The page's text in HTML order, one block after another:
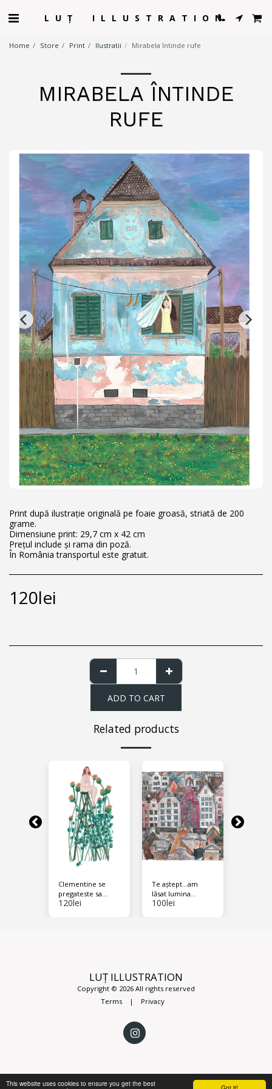
This website uses cookies to ensure you get the best
LUȚ ILLUSTRATION
Home Store Print Ilustratii Mirabela întinde rufe
MIRABELA ÎNTINDE
RUFE
Print după ilustrație originală pe foaie groasă, striată de 200
grame.
Dimensiune print: 29,7 cm x 42 cm
Prețul include și rama din poză.
În România transportul este gratuit.
120lei
ADD TO CART
Related products
Clementine se
pregateste sa
zboare
120lei
Te aștept...am
lăsat lumina
aprinsă
100lei
LUȚ ILLUSTRATION
Copyright © 2026 All rights reserved
Terms| Privacy